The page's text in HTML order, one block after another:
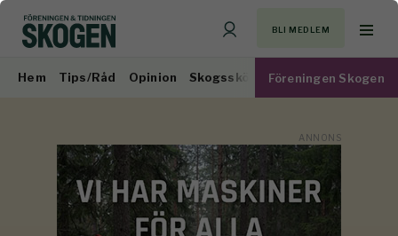
BLI MEDLEM
Hem Tips/Råd Opinion Skogsskötsel Virkesmarknad
Föreningen Skogen